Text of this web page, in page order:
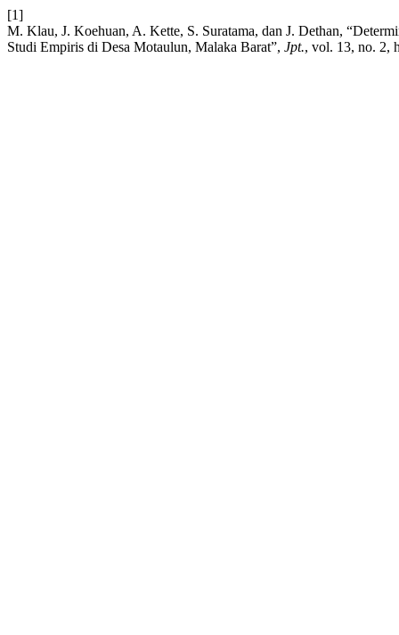
[1]
M. Klau, J. Koehuan, A. Kette, S. Suratama, dan J. Dethan,
Studi Empiris di Desa Motaulun, Malaka Barat”, Jpt., vol. 13, no. 2,